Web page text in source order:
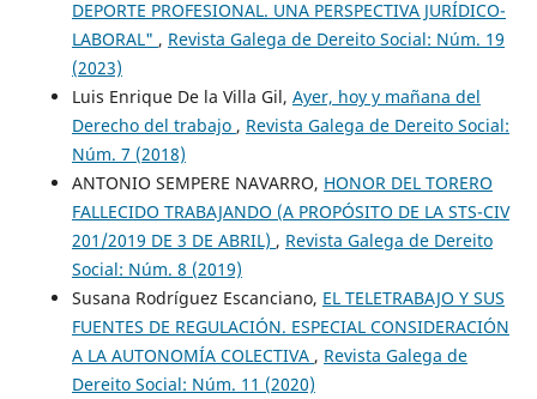
DEPORTE PROFESIONAL. UNA PERSPECTIVA JURÍDICO-
LABORAL" , Revista Galega de Dereito Social: Núm. 19
(2023)
Luis Enrique De la Villa Gil, Ayer, hoy y mañana del
Derecho del trabajo , Revista Galega de Dereito Social:
Núm. 7 (2018)
ANTONIO SEMPERE NAVARRO, HONOR DEL TORERO
FALLECIDO TRABAJANDO (A PROPÓSITO DE LA STS-CIV
201/2019 DE 3 DE ABRIL) , Revista Galega de Dereito
Social: Núm. 8 (2019)
Susana Rodríguez Escanciano, EL TELETRABAJO Y SUS
FUENTES DE REGULACIÓN. ESPECIAL CONSIDERACIÓN
A LA AUTONOMÍA COLECTIVA , Revista Galega de
Dereito Social: Núm. 11 (2020)